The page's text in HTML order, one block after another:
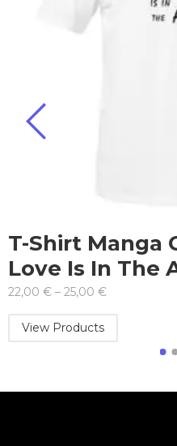
Curta Unisex –
Air (Branca)